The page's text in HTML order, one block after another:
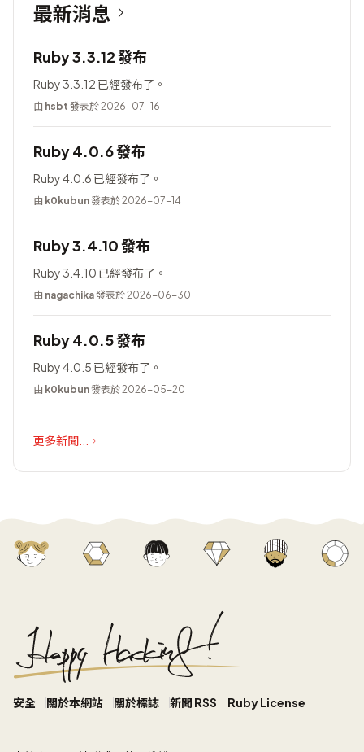
最新消息
Ruby 3.3.12 發布
Ruby 3.3.12 已經發布了。
由 hsbt 發表於 2026-07-16
Ruby 4.0.6 發布
Ruby 4.0.6 已經發布了。
由 k0kubun發表於 2026-07-14
Ruby 3.4.10 發布
Ruby 3.4.10 已經發布了。
由 nagachika發表於 2026-06-30
Ruby 4.0.5 發布
Ruby 4.0.5 已經發布了。
由 k0kubun發表於 2026-05-20
更多新聞...
安全 關於本網站 關於標誌 新聞 RSS Ruby License